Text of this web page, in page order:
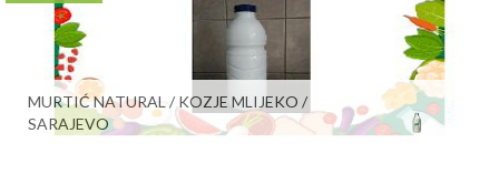
MURTIĆ NATURAL / KOZJE MLIJEKO /
SARAJEVO